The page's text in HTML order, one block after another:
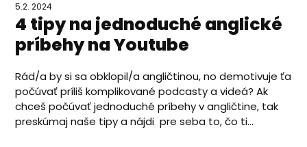
5.2. 2024
4 tipy na jednoduché anglické
príbehy na Youtube
Rád/a by si sa obklopil/a angličtinou, no demotivuje ťa
počúvať príliš komplikované podcasty a videá? Ak
chceš počúvať jednoduché príbehy v angličtine, tak
preskúmaj naše tipy a nájdi pre seba to, čo ti...